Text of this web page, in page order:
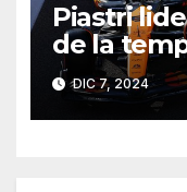
Piastri
de la
Dhabi
DIC 7, 2024